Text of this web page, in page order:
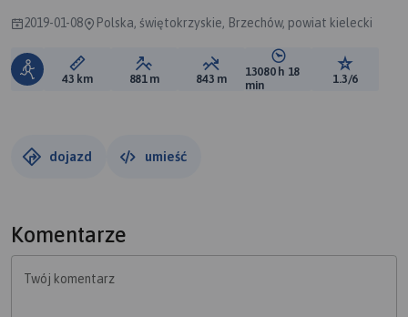
2019-01-08 Polska, świętokrzyskie, Brzechów, powiat kielecki
Długość trasy:
43 km Suma przewyższeń:
881 m Suma spadków:
843 m Średni czas potrzebny
13080 h 18
min
Ocena
1.3/6
dojazd umieść
Komentarze
Twój komentarz